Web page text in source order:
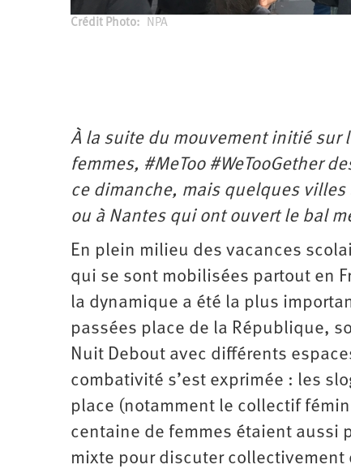
Crédit Photo NPA
À la suite du mouvement initié sur
femmes, #MeToo #WeTooGether
ce dimanche, mais quelques villes
ou à Nantes qui ont ouvert le bal
En plein milieu des vacances
qui se sont mobilisées partout en
la dynamique a été la plus
passées place de la République,
Nuit Debout avec différents
combativité s’est exprimée : les
place (notamment le collectif
centaine de femmes étaient aussi
mixte pour discuter